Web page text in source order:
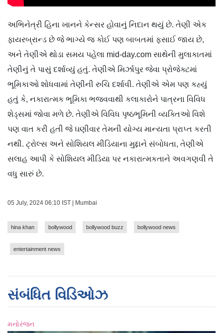
અભિનેત્રી હિના ખાનને કેન્સર હોવાનું નિદાન થયું છે. તેણી એક
ફાયરબ્રાન્ડ છે જે ભાગ્યે જ કોઈ પણ બાબતમાં ફસાઈ જાય છે,
અને તેણીએ થોડા સમય પહેલા mid-day.com સાથેની મુલાકાતમાં
તેણીનું તે પાસું દર્શાવ્યું હતું. તેણીએ મિર્ઝાપુર જેવા પ્રોજેક્ટમાં
ભૂમિકાઓ શોધવામાં તેણીની રુચિ દર્શાવી. તેણીએ એમ પણ કહ્યું
હતું કે, નકારાત્મક ભૂમિકા ભજવવાથી કલાકારોને પાત્રના વિવિધ
શેડ્સમાં જોવા મળે છે. તેણીએ વિવિધ પૃષ્ઠભૂમિની વ્યક્તિઓ વિશે
પણ વાત કરી હતી જે ઘણીવાર તેમની યોગ્ય માન્યતા પ્રાપ્ત કરતી
નથી. ટ્રોલ્સ અને સોશિયલ મીડિયાના મુદ્દાને સંબોધતા, તેણીએ
સલાહ આપી કે સોશિયલ મીડિયા પર નકારાત્મકતાને અવગણવી તે
વધુ સારું છે.
05 July, 2024 06:10 IST | Mumbai
hina khan bollywood bollywood buzz bollywood news
entertainment news
સંબંધિત વિડિઓઝ
મનોરંજન